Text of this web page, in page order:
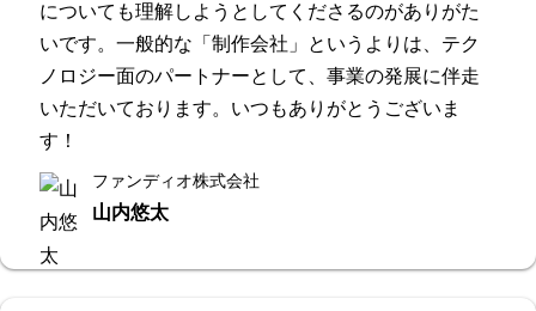
についても理解しようとしてくださるのがありがた
いです。一般的な「制作会社」というよりは、テク
ノロジー面のパートナーとして、事業の発展に伴走
いただいております。いつもありがとうございま
す！
ファンディオ株式会社
山内悠太